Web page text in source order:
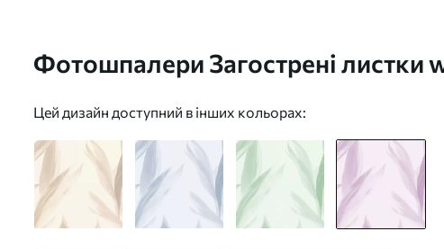
Фотошпалери Загострені листки
Цей дизайн доступний в інших кольорах: